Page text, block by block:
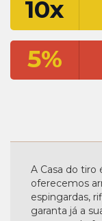
10x
5%
A Casa do tiro
oferecemos
espingardas,
garanta já a